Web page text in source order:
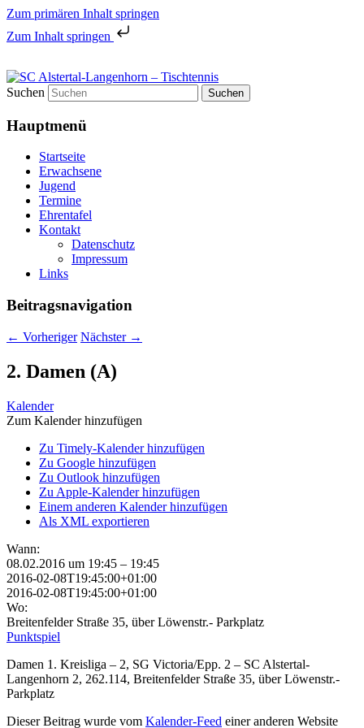
Zum primären Inhalt springen
Zum Inhalt springen
SC Alstertal-Langenhorn –
Tischtennis
Tischtennis in Hamburgs Norden
Suchen
Hauptmenü
Startseite
Erwachsene
Jugend
Termine
Ehrentafel
Kontakt
Datenschutz
Impressum
Links
Beitragsnavigation
← Vorheriger Nächster →
2. Damen (A)
Kalender
Zum Kalender hinzufügen
Zu Timely-Kalender hinzufügen
Zu Google hinzufügen
Zu Outlook hinzufügen
Zu Apple-Kalender hinzufügen
Einem anderen Kalender hinzufügen
Als XML exportieren
Wann:
08.02.2016 um 19:45 – 19:45
2016-02-08T19:45:00+01:00
2016-02-08T19:45:00+01:00
Wo:
Breitenfelder Straße 35, über Löwenstr.- Parkplatz
Punktspiel
Damen 1. Kreisliga – 2, SG Victoria/Epp. 2 – SC Alstertal-
Langenhorn 2, 262.114, Breitenfelder Straße 35, über Löwenstr.-
Parkplatz
Dieser Beitrag wurde vom Kalender-Feed einer anderen Website